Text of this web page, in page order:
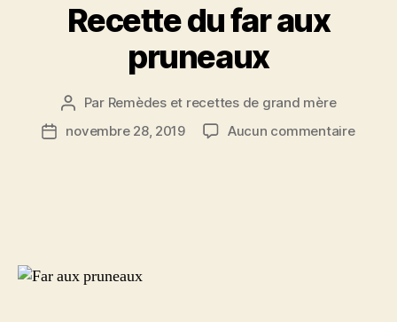
Recette du far aux
pruneaux
Auteur
Par Remèdes et recettes de grand mère
Datenovembre 28, 2019 Aucun commentairesur